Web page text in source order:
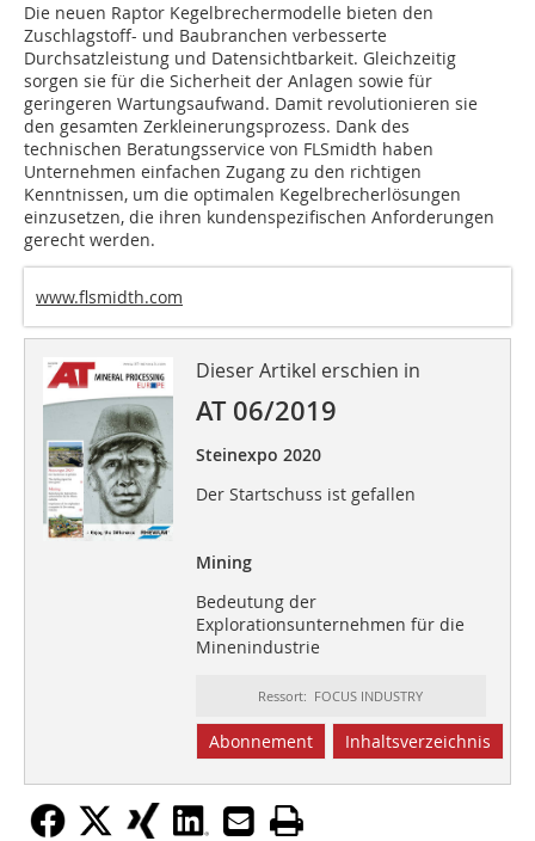
Die neuen Raptor Kegelbrechermodelle bieten den
Zuschlagstoff- und Baubranchen verbesserte
Durchsatzleistung und Datensichtbarkeit. Gleichzeitig
sorgen sie für die Sicherheit der Anlagen sowie für
geringeren Wartungsaufwand. Damit revolutionieren sie
den gesamten Zerkleinerungsprozess. Dank des
technischen Beratungsservice von FLSmidth haben
Unternehmen einfachen Zugang zu den richtigen
Kenntnissen, um die optimalen Kegelbrecherlösungen
einzusetzen, die ihren kundenspezifischen Anforderungen
gerecht werden.
www.flsmidth.com
Dieser Artikel erschien in
AT 06/2019
Steinexpo 2020
Der Startschuss ist gefallen
Mining
Bedeutung der
Explorationsunternehmen für die
Minenindustrie
Ressort: FOCUS INDUSTRY
Abonnement Inhaltsverzeichnis